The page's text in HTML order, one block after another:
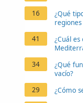
16
¿Qué
41
¿Cuál
34
¿Qué
vacío?
29
¿Cómo